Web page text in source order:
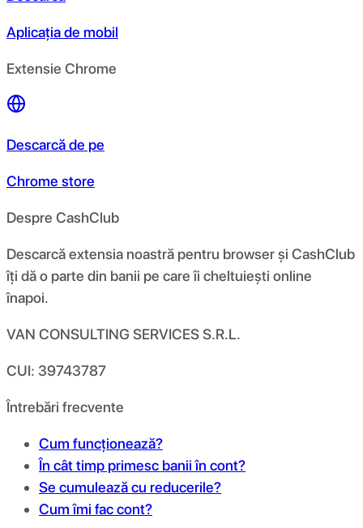
Aplicația de mobil
Extensie Chrome
Descarcă de pe
Chrome store
Despre CashClub
Descarcă extensia noastră pentru browser și CashClub
îți dă o parte din banii pe care îi cheltuiești online
înapoi.
VAN CONSULTING SERVICES S.R.L.
CUI: 39743787
Întrebări frecvente
Cum funcționează?
În cât timp primesc banii în cont?
Se cumulează cu reducerile?
Cum îmi fac cont?